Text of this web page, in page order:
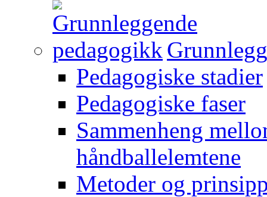
Pedagogiske stadier
Pedagogiske faser
Sammenheng
håndballelemtene
Metoder og